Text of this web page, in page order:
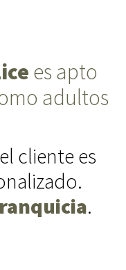
es apto
adultos
cliente es
.